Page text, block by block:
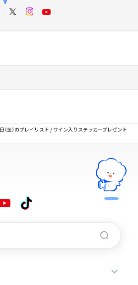
日（金）のプレイリスト / サイン入りステッカープレゼント